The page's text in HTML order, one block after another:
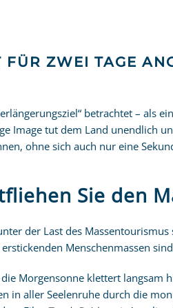
ZWEI TAGE
betrachtet – als
Image tut dem Land unendlich
ohne sich auch nur eine
Sie den
der Last des
Menschenmassen
Morgensonne klettert
in aller Seelenruhe durch die